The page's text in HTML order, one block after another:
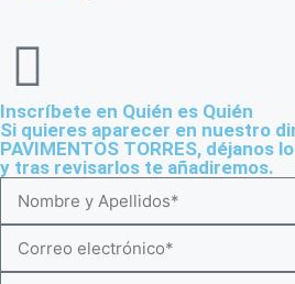
Inscríbete en Quién es Quién
Si quieres aparecer en nuestro
PAVIMENTOS TORRES, déjanos
y tras revisarlos te añadiremos.